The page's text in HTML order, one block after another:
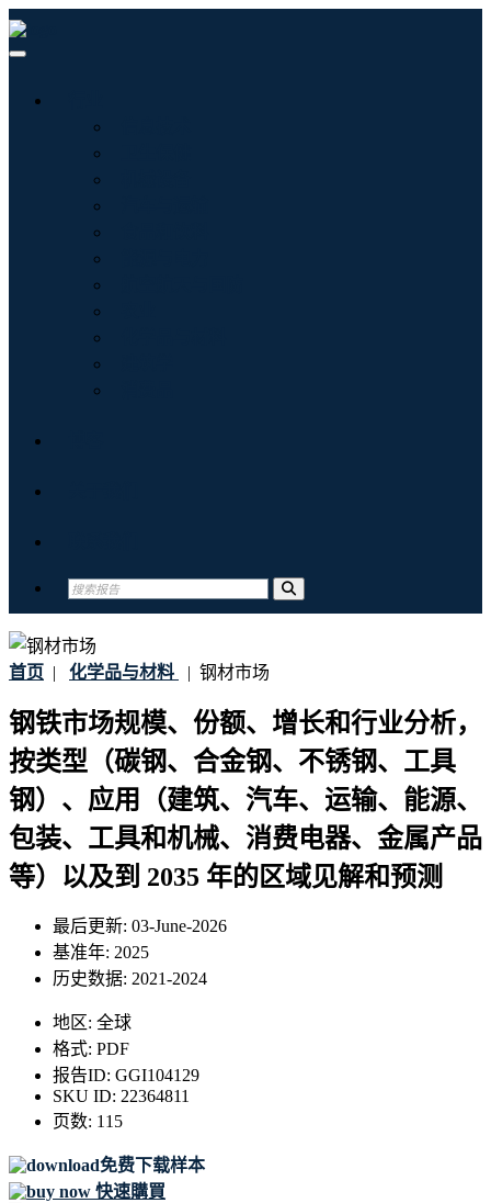
首页 | 化学品与材料 | 钢材市场
钢铁市场规模、份额、增长和行业分析，
按类型（碳钢、合金钢、不锈钢、工具
钢）、应用（建筑、汽车、运输、能源、
包装、工具和机械、消费电器、金属产品
等）以及到 2035 年的区域见解和预测
最后更新: 03-June-2026
基准年: 2025
历史数据: 2021-2024
地区: 全球
格式: PDF
报告ID: GGI104129
SKU ID: 22364811
页数: 115
免费下载样本
快速購買